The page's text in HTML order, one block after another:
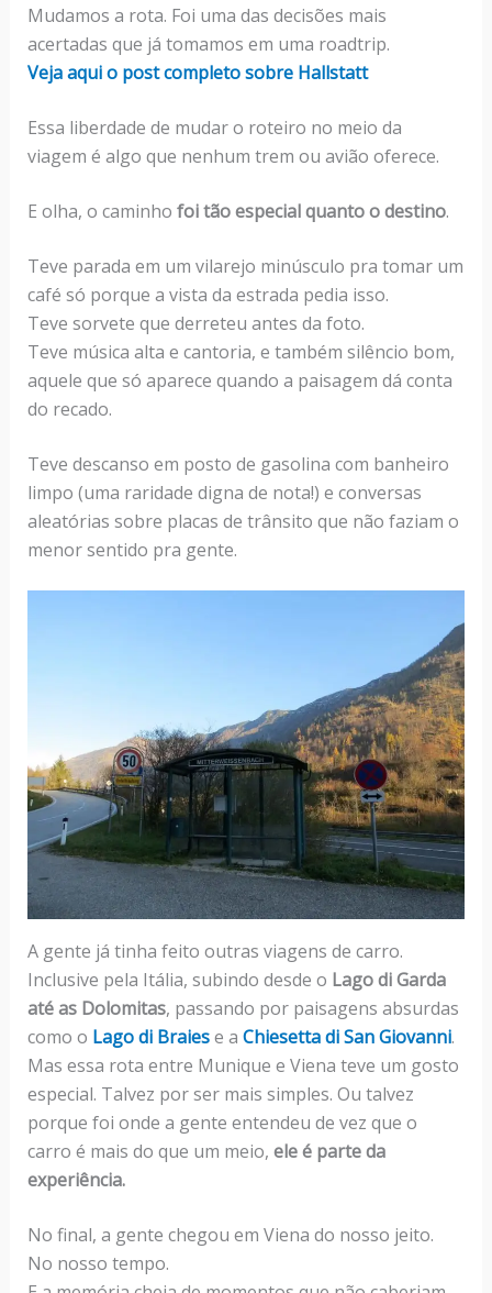
Mudamos a rota. Foi uma das decisões mais
acertadas que já tomamos em uma roadtrip.
Veja aqui o post completo sobre Hallstatt
Essa liberdade de mudar o roteiro no meio da
viagem é algo que nenhum trem ou avião oferece.
E olha, o caminho foi tão especial quanto o destino.
Teve parada em um vilarejo minúsculo pra tomar um
café só porque a vista da estrada pedia isso.
Teve sorvete que derreteu antes da foto.
Teve música alta e cantoria, e também silêncio bom,
aquele que só aparece quando a paisagem dá conta
do recado.
Teve descanso em posto de gasolina com banheiro
limpo (uma raridade digna de nota!) e conversas
aleatórias sobre placas de trânsito que não faziam o
menor sentido pra gente.
A gente já tinha feito outras viagens de carro.
Inclusive pela Itália, subindo desde o Lago di Garda
até as Dolomitas, passando por paisagens absurdas
como o Lago di Braiese a Chiesetta di San Giovanni.
Mas essa rota entre Munique e Viena teve um gosto
especial. Talvez por ser mais simples. Ou talvez
porque foi onde a gente entendeu de vez que o
carro é mais do que um meio, ele é parte da
experiência.
No final, a gente chegou em Viena do nosso jeito.
No nosso tempo.